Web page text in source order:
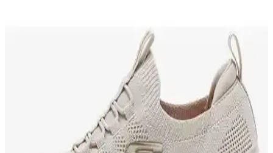
Erkan Saçmacı'nın şık ve rahat tasarımıyla öne çıkan kırmızı yılan
desenli topuklu ayakkabı, 9 cm yüksekliği ve ergonomik yapısıyla
günlük ve özel kullanımlar için ideal.
Puma Carina Lift ve Carina Street Kadın Günlük
Ayakkabı Karşılaştırması ve Kullanıcı Yorumları
Bu makalede, Puma Carina Lift ve Carina Street kadın ayakkabıları,
konfor, malzeme ve kullanıcı memnuniyeti kriterleriyle
karşılaştırılıyor. Detaylar ve kullanıcı yorumlarıyla ürünlerin
avantajları ve dezavantajları ele alınıyor.